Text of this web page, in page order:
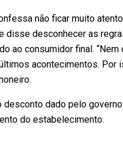
não ficar muito
disse desconhecer as
ao consumidor final. “Nem
acontecimentos. Por
dado pelo
do estabelecimento.